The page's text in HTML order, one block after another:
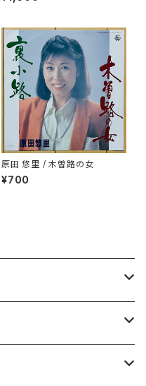
原田 悠里 / 木曽路の女
¥700